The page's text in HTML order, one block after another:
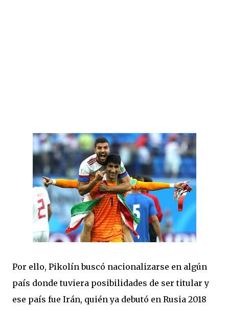
Por ello, Pikolín buscó nacionalizarse en algún
país donde tuviera posibilidades de ser titular y
ese país fue Irán, quién ya debutó en Rusia 2018